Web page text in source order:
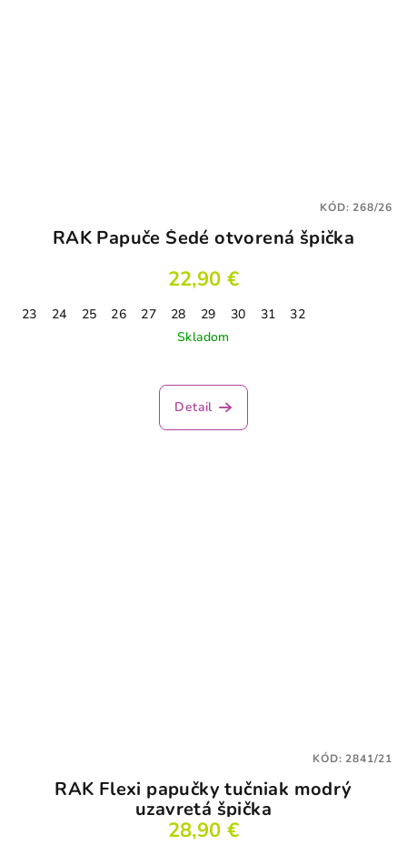
RAK Papuče Šedé otvorená špička
22,90 €
23 24 25 26 27 28 29 30 31
32
Skladom
Detail
KÓD:268/26
RAK Flexi papučky tučniak modrý
uzavretá špička
28,90 €
KÓD:2841/21